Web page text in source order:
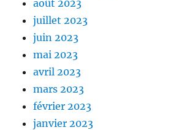
août 2023
juillet 2023
juin 2023
mai 2023
avril 2023
mars 2023
février 2023
janvier 2023